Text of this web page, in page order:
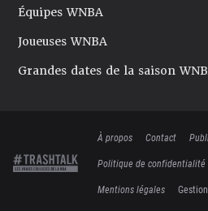
Équipes WNBA
Joueuses WNBA
Grandes dates de la saison
À propos Contact
Politique de confidentialité
Mentions légales